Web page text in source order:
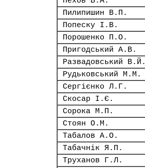
Пилипишин В.П.
Попеску І.В.
Порошенко П.О.
Пригодський А.В.
Развадовський В.Й.
Рудьковський М.М.
Сергієнко Л.Г.
Скосар І.Є.
Сорока М.П.
Стоян О.М.
Табалов А.О.
Табачнік Я.П.
Труханов Г.Л.